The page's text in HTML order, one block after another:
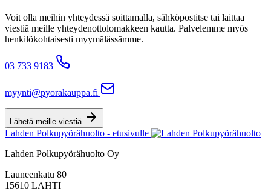
Voit olla meihin yhteydessä soittamalla, sähköpostitse tai laittaa
viestiä meille yhteydenottolomakkeen kautta. Palvelemme myös
henkilökohtaisesti myymälässämme.
03 733 9183
myynti@pyorakauppa.fi
Lähetä meille viestiä
Lahden Polkupyörähuolto - etusivulle
Lahden Polkupyörähuolto Oy
Launeenkatu 80
15610 LAHTI